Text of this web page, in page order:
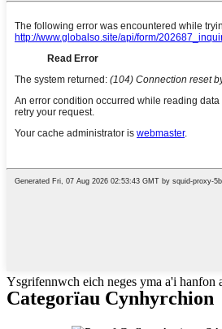
Ysgrifennwch eich neges yma a'i hanfon
Categorïau Cynhyrchion